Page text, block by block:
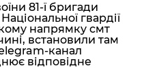
81-ї бригади
гвардії
напрямку смт
встановили там
канал
відповідне